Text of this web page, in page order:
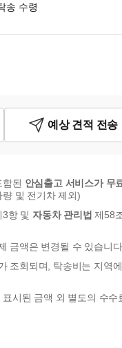
송 수령
예상 견적 전송
된 안심출고 서비스가 무
및 전기차 제외)
3항 및자동차 관리법 제58
금액은 변경될 수 있습니
조회되며, 탁송비는 지역
시된 금액 외 별도의 수